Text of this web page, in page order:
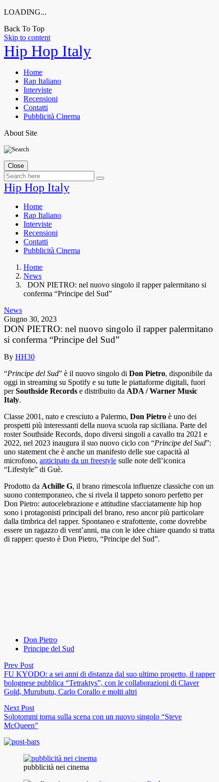
LOADING...
Back To Top
Skip to content
Hip Hop Italy
Home
Rap Italiano
Interviste
Recensioni
Contatti
Pubblicità Cinema
About Site
Close
Hip Hop Italy
Home
Rap Italiano
Interviste
Recensioni
Contatti
Pubblicità Cinema
Home
News
DON PIETRO: nel nuovo singolo il rapper palermitano si
conferma “Principe del Sud”
News
Giugno 30, 2023
DON PIETRO: nel nuovo singolo il rapper palermitano
si conferma “Principe del Sud”
By HH30
“Principe del Sud” è il nuovo singolo di Don Pietro, disponibile da
oggi in streaming su Spotify e su tutte le piattaforme digitali, fuori
perSouthside Records e distribuito da ADA / Warner Music
Italy.
Classe 2001, nato e cresciuto a Palermo, Don Pietro è uno dei
prospetti più interessanti della nuova scuola rap siciliana. Parte del
roster Southside Records, dopo diversi singoli a cavallo tra 2021 e
2022, nel 2023 inaugura il suo nuovo ciclo con “Principe del Sud”:
uno statement che è anche un manifesto delle sue capacità al
microfono, anticipato da un freestyle sulle note dell’iconica
“Lifestyle” di Guè.
Prodotto da Achille G, il brano rimescola influenze classiche con un
suono contemporaneo, che si rivela il tappeto sonoro perfetto per
Don Pietro: autocelebrazione e attitudine sfacciatamente hip hop
sono i protagonisti principali del brano, reso ancor più particolare
dalla timbrica del rapper. Spontaneo e strafottente, come dovrebbe
essere un ragazzo di vent’anni, ma con le idee chiare quando si tratta
di rapper: questo è Don Pietro, “Principe del Sud”.
Don Pietro
Principe del Sud
Prev Post
FU KYODO: a sei anni di distanza dal suo ultimo progetto, il rapper
bolognese pubblica “Tetraktys”, con le collaborazioni di Claver
Gold, Murubutu, Carlo Corallo e molti altri
Next Post
Solotommi torna sulla scena con un nuovo singolo “Steve
McQueen”
pubblicità nei cinema